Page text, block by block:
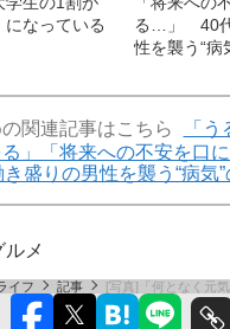
になっている
る…」 40代
性を襲う“病
関連記事はこちら
「
る」「将来への不安を口
盛りの男性を襲う“病気
ルメ
イフ 記事 [写真]「何となく元